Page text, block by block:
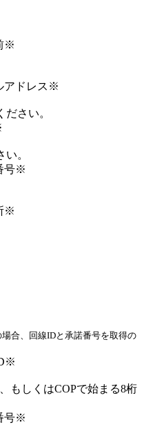
※
アドレス ※
さい。
。
号※
※
合、回線IDと承諾番号を取得の
※
もしくはCOPで始まる8桁
号※